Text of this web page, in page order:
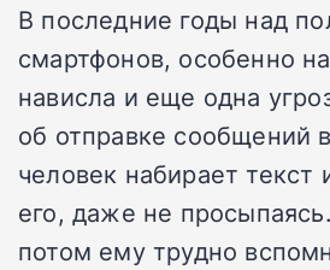
В последние годы над
смартфонов, особенно
нависла и еще одна
об отправке сообщений
человек набирает текст
его, даже не
потом ему трудно